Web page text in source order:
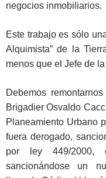
negocios inmobiliarios.
Este trabajo es sólo
Alquimista” de la
menos que el Jefe de
Debemos
Brigadier Osvaldo
Planeamiento Urbano
fuera derogado,
por ley 449/2000,
sancionándose un